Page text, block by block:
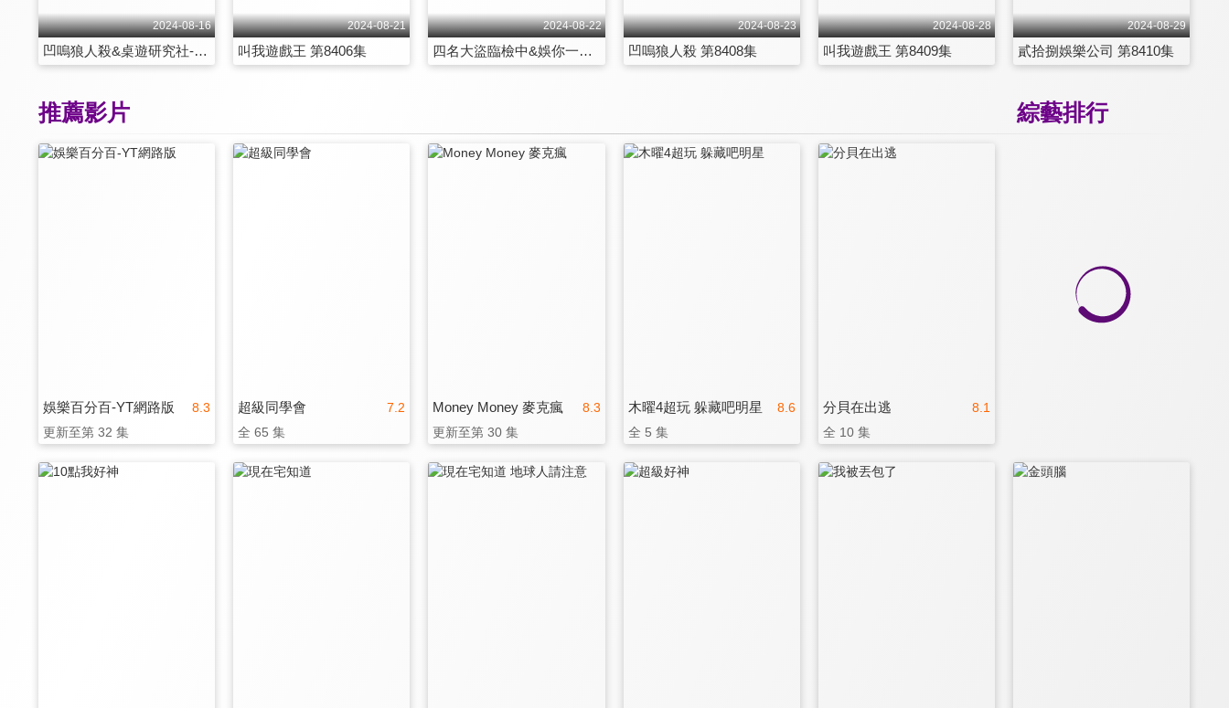
2024-08-16
凹嗚狼人殺&桌遊研究社-阿瓦隆 第8405集
2024-08-21
叫我遊戲王 第8406集
2024-08-22
四名大盜臨檢中&娛你一起吃 第8407集
2024-08-23
凹嗚狼人殺 第8408集
2024-08-28
叫我遊戲王 第8409集
2024-08-29
貳拾捌娛樂公司 第8410集
綜藝排行
推薦影片
8.3
娛樂百分百-YT網路版
更新至第 32 集
7.2
超級同學會
全 65 集
8.3
Money Money 麥克瘋
更新至第 30 集
8.6
木曜4超玩 躲藏吧明星
全 5 集
8.1
分貝在出逃
全 10 集